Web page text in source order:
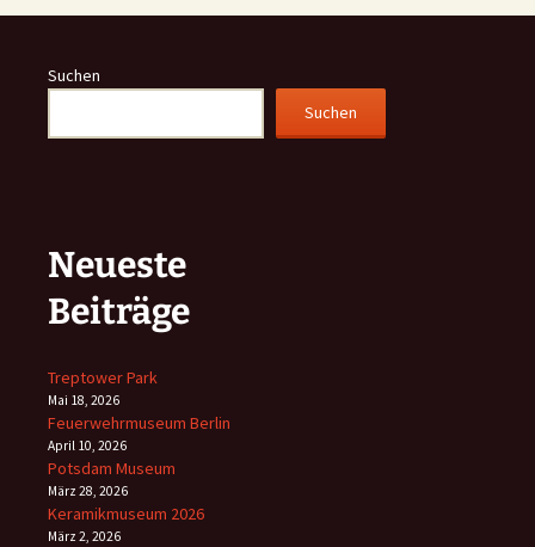
Suchen
Suchen
Neueste
Beiträge
Treptower Park
Mai 18, 2026
Feuerwehrmuseum Berlin
April 10, 2026
Potsdam Museum
März 28, 2026
Keramikmuseum 2026
März 2, 2026